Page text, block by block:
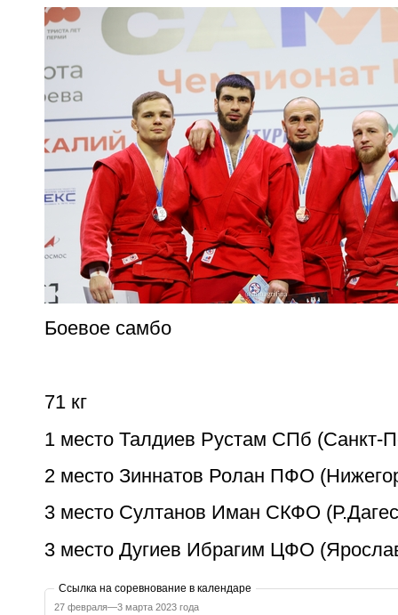
Боевое самбо
71 кг
1 место Талдиев Рустам СПб (Санкт-
2 место Зиннатов Ролан ПФО
3 место Султанов Иман СКФО
3 место Дугиев Ибрагим ЦФО
Ссылка на соревнование в календаре
27 февраля—3 марта 2023 года